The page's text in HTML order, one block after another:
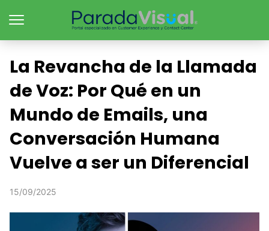
La Revancha de la Llamada
de Voz: Por Qué en un
Mundo de Emails, una
Conversación Humana
Vuelve a ser un Diferencial
15/09/2025